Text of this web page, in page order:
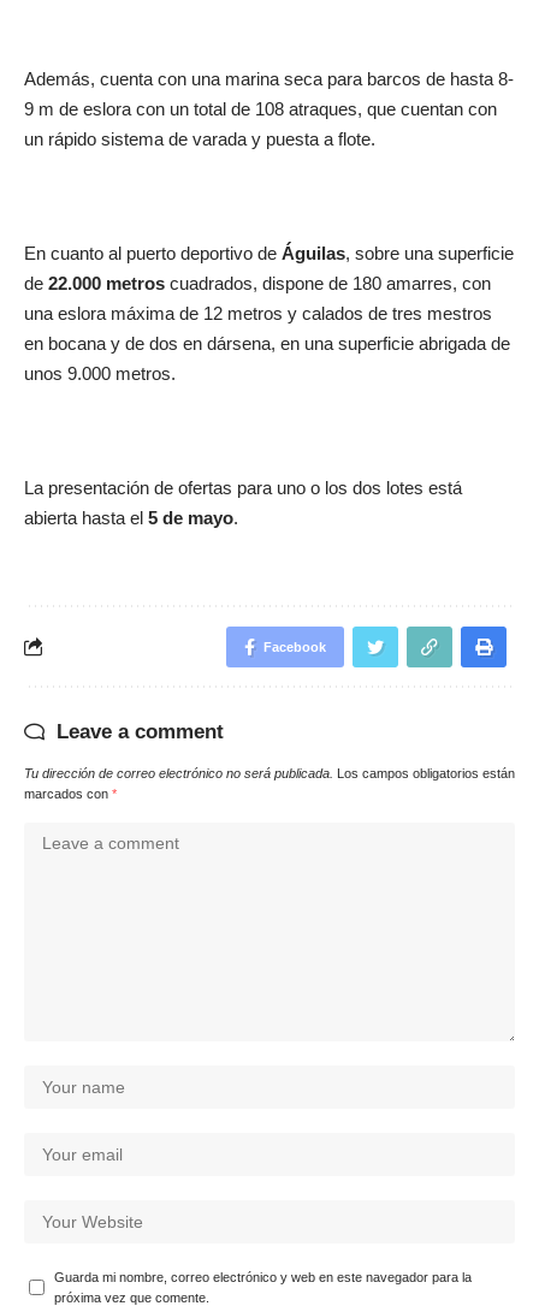
Además, cuenta con una marina seca para barcos de hasta 8-
9 m de eslora con un total de 108 atraques, que cuentan con
un rápido sistema de varada y puesta a flote.
En cuanto al puerto deportivo de Águilas, sobre una superficie
de 22.000 metros cuadrados, dispone de 180 amarres, con
una eslora máxima de 12 metros y calados de tres mestros
en bocana y de dos en dársena, en una superficie abrigada de
unos 9.000 metros.
La presentación de ofertas para uno o los dos lotes está
abierta hasta el 5 de mayo.
Facebook
Leave a comment
Tu dirección de correo electrónico no será publicada. Los campos obligatorios están
marcados con *
Guarda mi nombre, correo electrónico y web en este navegador para la
próxima vez que comente.